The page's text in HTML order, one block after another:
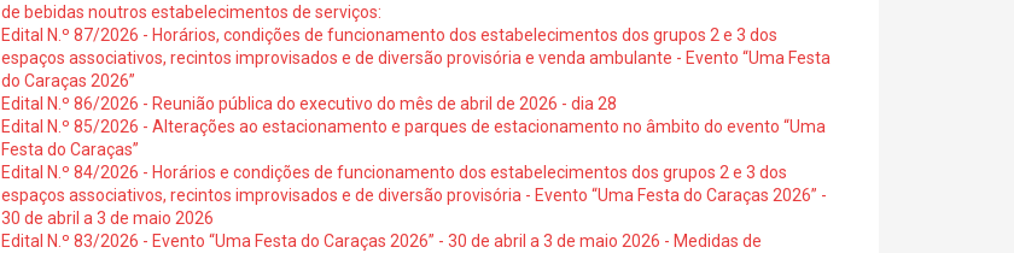
de bebidas noutros estabelecimentos de serviços:
Edital N.º 87/2026 - Horários, condições de funcionamento dos estabelecimentos dos grupos 2 e 3 dos
espaços associativos, recintos improvisados e de diversão provisória e venda ambulante - Evento “Uma Festa
do Caraças 2026”
Edital N.º 86/2026 - Reunião pública do executivo do mês de abril de 2026 - dia 28
Edital N.º 85/2026 - Alterações ao estacionamento e parques de estacionamento no âmbito do evento “Uma
Festa do Caraças”
Edital N.º 84/2026 - Horários e condições de funcionamento dos estabelecimentos dos grupos 2 e 3 dos
espaços associativos, recintos improvisados e de diversão provisória - Evento “Uma Festa do Caraças 2026” -
30 de abril a 3 de maio 2026
Edital N.º 83/2026 - Evento “Uma Festa do Caraças 2026” - 30 de abril a 3 de maio 2026 - Medidas de